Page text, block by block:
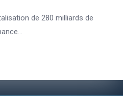
de 280 milliards de